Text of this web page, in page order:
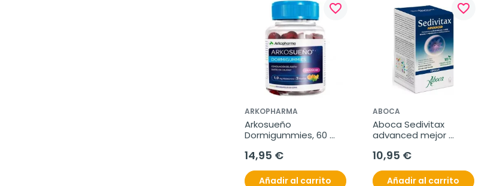
favorite_border
ARKOPHARMA
Arkosueño
Dormigummies, 60
14,95 €
Añadir al carrito
favorite_border
ABOCA
Aboca Sedivitax
advanced mejor
10,95 €
Añadir al carrito